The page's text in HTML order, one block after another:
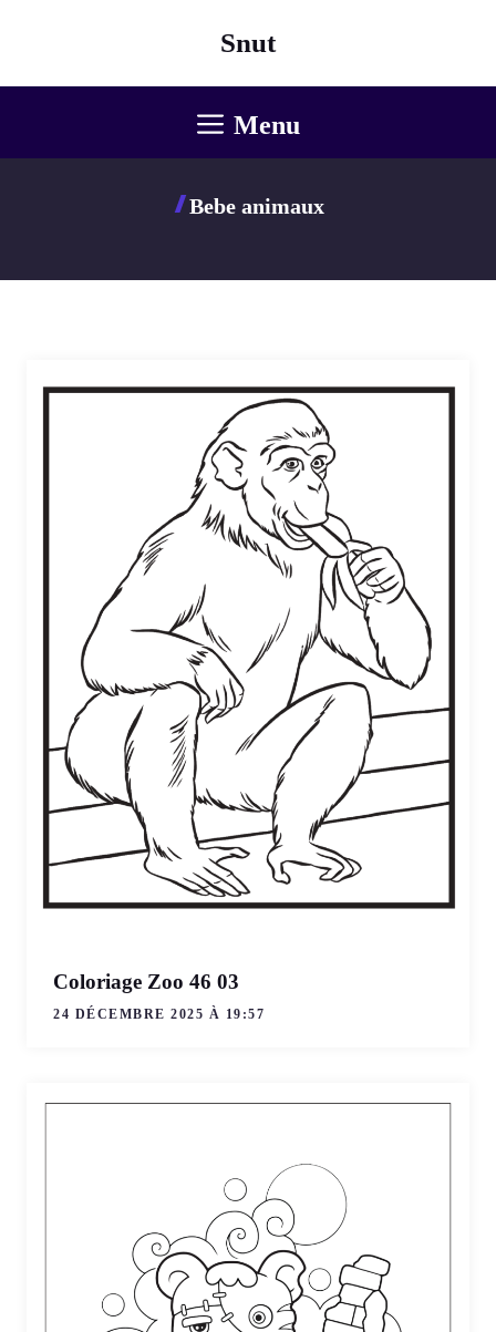
Snut
Menu
Bebe animaux
Coloriage Zoo 46 03
24 DÉCEMBRE 2025 À 19:57